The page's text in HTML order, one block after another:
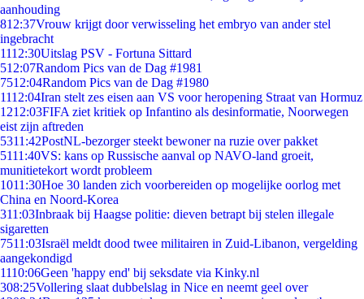
aanhouding
812:37Vrouw krijgt door verwisseling het embryo van ander stel
ingebracht
1112:30Uitslag PSV - Fortuna Sittard
512:07Random Pics van de Dag #1981
7512:04Random Pics van de Dag #1980
1112:04Iran stelt zes eisen aan VS voor heropening Straat van Hormuz
1212:03FIFA ziet kritiek op Infantino als desinformatie, Noorwegen
eist zijn aftreden
5311:42PostNL-bezorger steekt bewoner na ruzie over pakket
5111:40VS: kans op Russische aanval op NAVO-land groeit,
munitietekort wordt probleem
1011:30Hoe 30 landen zich voorbereiden op mogelijke oorlog met
China en Noord-Korea
311:03Inbraak bij Haagse politie: dieven betrapt bij stelen illegale
sigaretten
7511:03Israël meldt dood twee militairen in Zuid-Libanon, vergelding
aangekondigd
1110:06Geen 'happy end' bij seksdate via Kinky.nl
308:25Vollering slaat dubbelslag in Nice en neemt geel over